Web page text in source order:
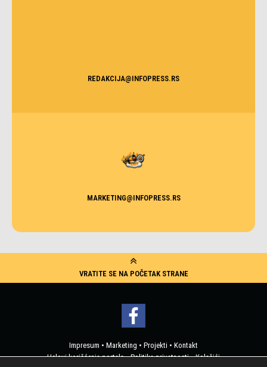
REDAKCIJA@INFOPRESS.RS
MARKETING@INFOPRESS.RS
VRATITE SE NA POČETAK STRANE
Impresum • Marketing • Projekti • Kontakt
Uslovi korišćenja portala•Politika privatnosti•Kolačići